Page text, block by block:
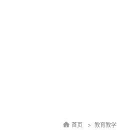
首页 教育教学